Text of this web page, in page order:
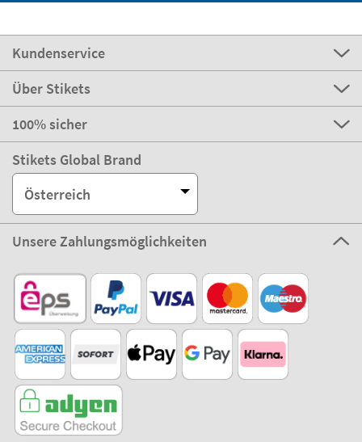
Kundenservice
Über Stikets
100% sicher
Stikets Global Brand
Österreich
Unsere Zahlungsmöglichkeiten